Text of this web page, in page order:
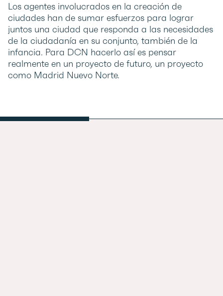
Los agentes involucrados en la creación de
ciudades han de sumar esfuerzos para lograr
juntos una ciudad que responda a las necesidades
de la ciudadanía en su conjunto, también de la
infancia. Para DCN hacerlo así es pensar
realmente en un proyecto de futuro, un proyecto
como Madrid Nuevo Norte.